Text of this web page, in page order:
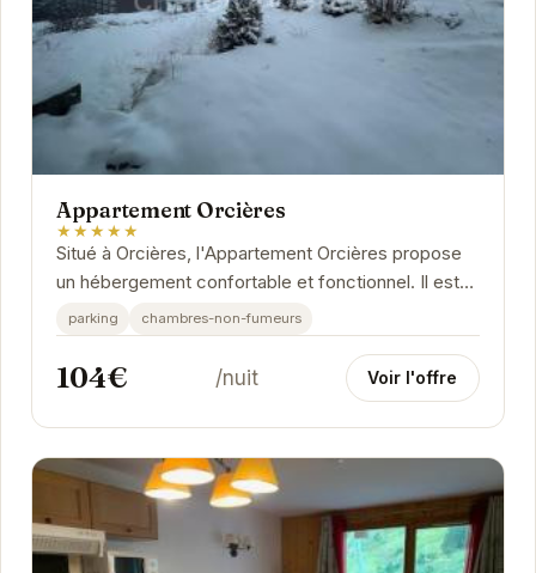
Appartement Orcières
★★★★★
Situé à Orcières, l'Appartement Orcières propose
un hébergement confortable et fonctionnel. Il est
idéalement placé pour profiter des...
parking chambres-non-fumeurs
104€ /nuit Voir l'offre